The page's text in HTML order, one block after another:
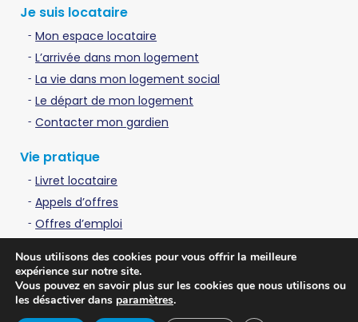
Je suis locataire
Mon espace locataire
L’arrivée dans mon logement
La vie dans mon logement social
Le départ de mon logement
Contacter mon gardien
Vie pratique
Livret locataire
Appels d’offres
Offres d’emploi
© 2022 - Rouen Métropole Habitat - Site internet réalisé par
l’agence Web et Solutions
Nous utilisons des cookies pour vous offrir la meilleure
expérience sur notre site.
Vous pouvez en savoir plus sur les cookies que nous utilisons ou
les désactiver dans paramètres.